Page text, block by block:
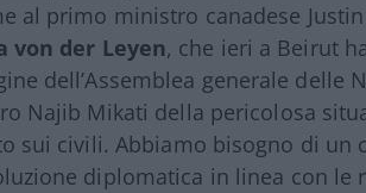
al primo ministro canadese
von der Leyen, che ieri a Beirut
dell’Assemblea generale delle
Najib Mikati della pericolosa
sui civili. Abbiamo bisogno di un
diplomatica in linea con le